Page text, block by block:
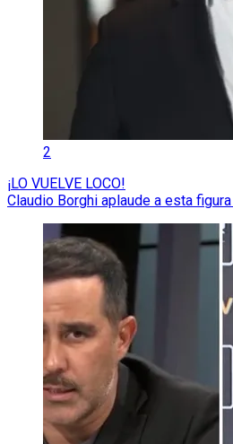
2
¡LO VUELVE LOCO!
Claudio Borghi aplaude a esta